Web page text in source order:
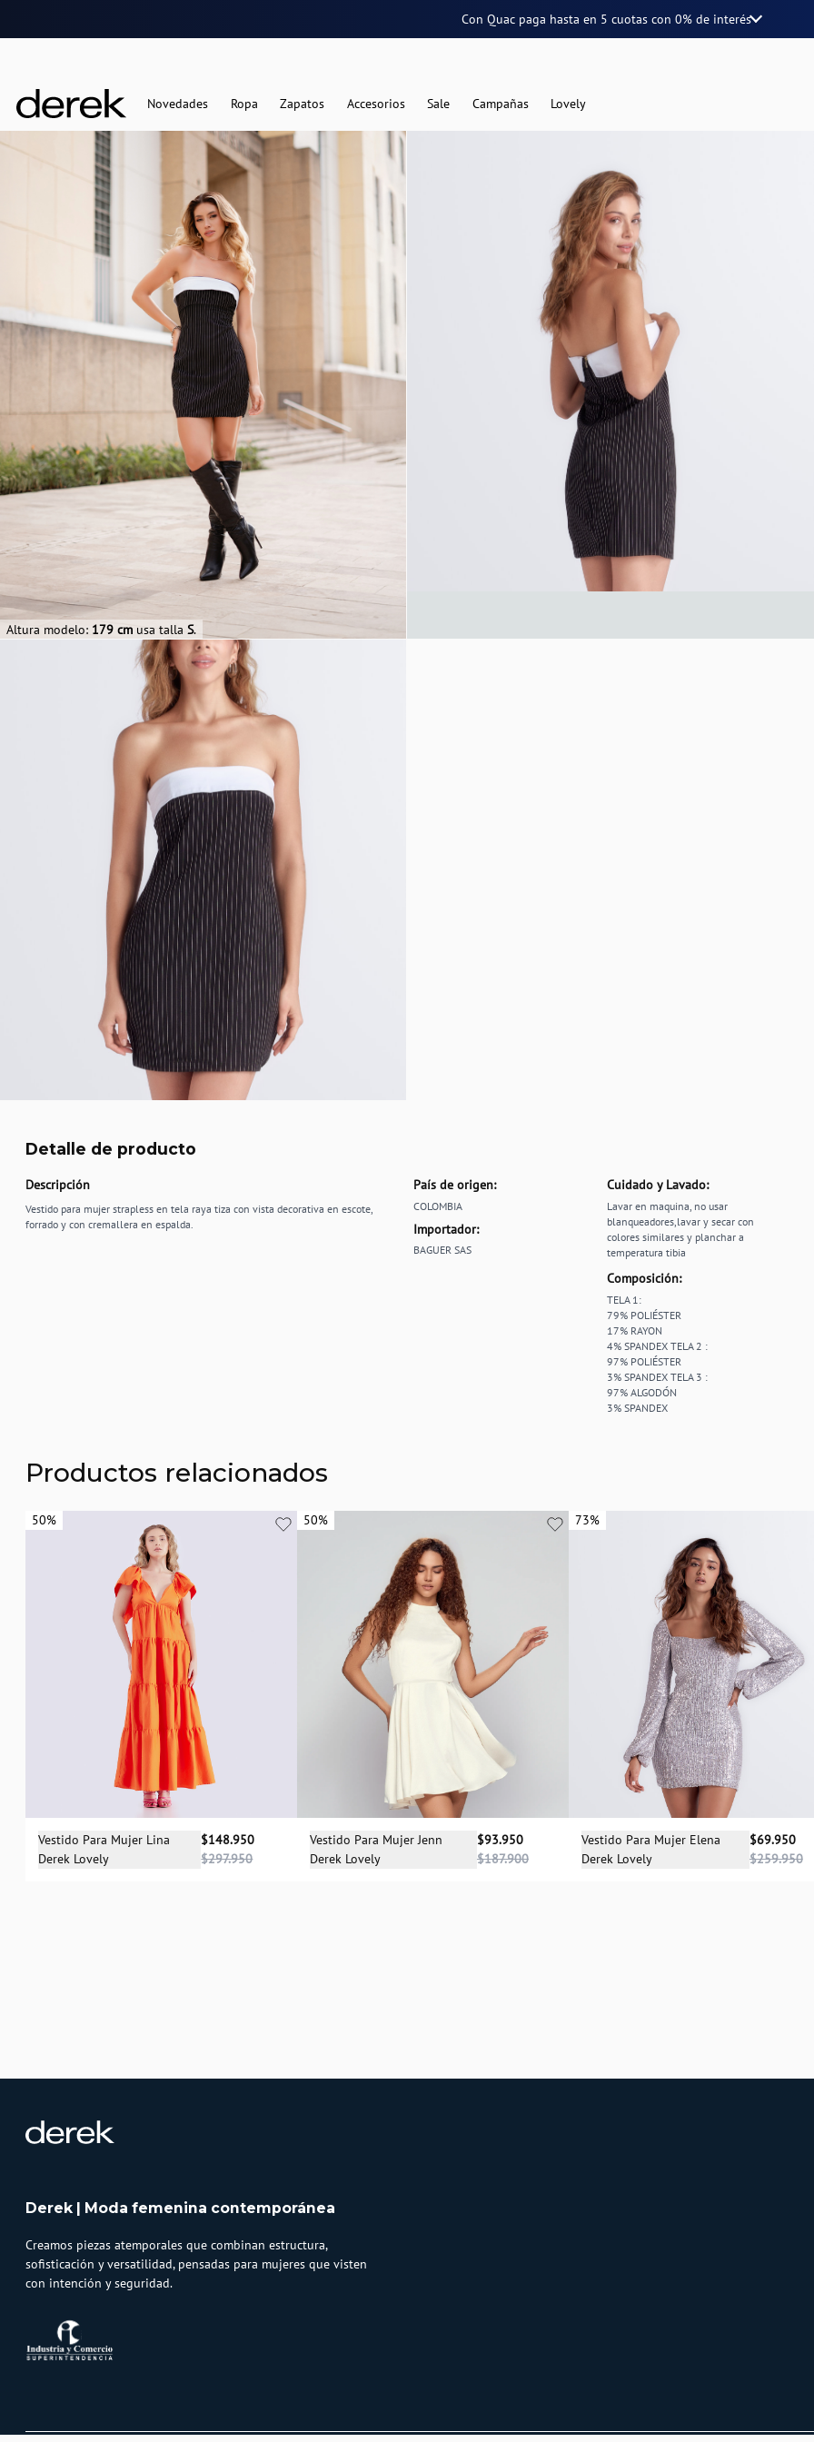
Con Quac paga hasta en 5 cuotascon 0% de interés
Novedades Ropa Zapatos Accesorios Sale Campañas Lovely
Altura modelo: 179 cm usa talla S.
Detalle de producto
Descripción
Vestido para mujer strapless en tela raya tiza con vista decorativa en escote,
forrado y con cremallera en espalda.
País de origen:
COLOMBIA
Importador:
BAGUER SAS
Cuidado y Lavado:
Lavar en maquina, no usar
blanqueadores,lavar y secar con
colores similares y planchar a
temperatura tibia
Composición:
TELA 1:
79% POLIÉSTER
17% RAYON
4% SPANDEX TELA 2 :
97% POLIÉSTER
3% SPANDEX TELA 3 :
97% ALGODÓN
3% SPANDEX
Productos relacionados
50%
50%
Selecciona una talla
Vestido Para Mujer Lina
Derek Lovely
$148.950
$297.950
50%
50%
Selecciona una talla
Vestido Para Mujer Jenn
Derek Lovely
$93.950
$187.900
73%
73%
Selecciona una talla
Vestido Para Mujer Elena
Derek Lovely
$69.950
$259.950
Derek | Moda femenina contemporánea
Creamos piezas atemporales que combinan estructura,
sofisticación y versatilidad, pensadas para mujeres que visten
con intención y seguridad.